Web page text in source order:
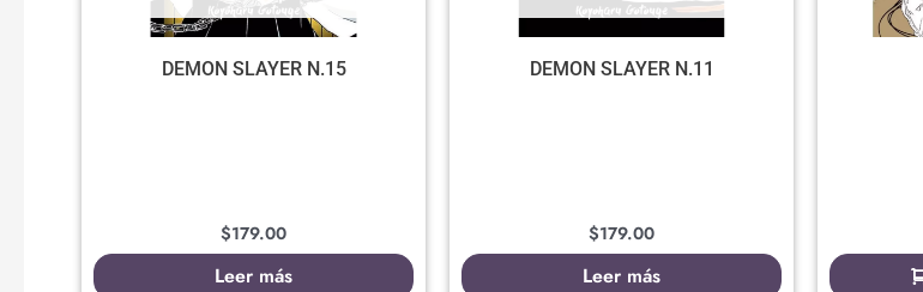
DEMON SLAYER N.15
$179.00
Leer más
DEMON SLAYER N.11
$179.00
Leer más